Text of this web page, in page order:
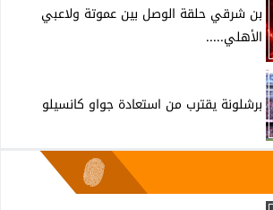
بن شرقي حلقة الوصل بين عموتة ولاعبي
الأهلي.....
برشلونة يقترب من استعادة جواو كانسيلو